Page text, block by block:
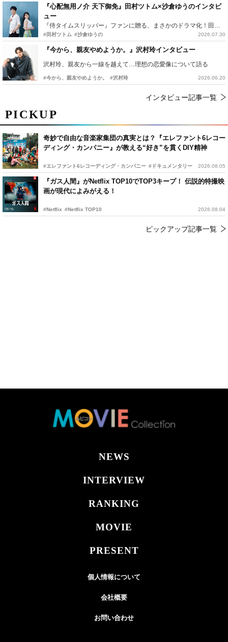
PICKUP
奇妙で自由な音楽家集団の真実とは？『エレファント6レコー
ディング・カンパニー』が教える“好き”を貫くDIY精神
#エレファント6レコーディング・カンパニー #ドキュメンタリー 2026.08.05
『ガス人間』がNetflix TOP10でTOP3キープ！ 伝説的特撮映
画が現代によみがえる！
#Netflix #Netflix TOP10 2026.08.04
ピックアップ記事一覧
『心配無用ノ介 天下御免』田村ツトム×沙倉ゆうのインタビ
ュー
『侍タイムスリッパー』ファンに贈る、まさかのドラマ化！田村ツトム×沙倉ゆうのが語る『心配無用ノ介』撮影秘話
#田村ツトム #沙倉ゆうの 2026.07.30
『今から、親友やめようか。』沢村玲インタビュー
沢村玲、親友から一線を越えて…理想の恋愛像について語る
#今から、親友やめようか。 #沢村玲 2026.06.20
インタビュー記事一覧
NEWS
INTERVIEW
RANKING
MOVIE
PRESENT
個人情報について
会社概要
お問い合わせ